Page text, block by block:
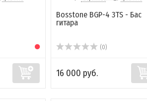
Bosstone BGP-4 3TS - Бас
гитара
(0)
16 000 руб.